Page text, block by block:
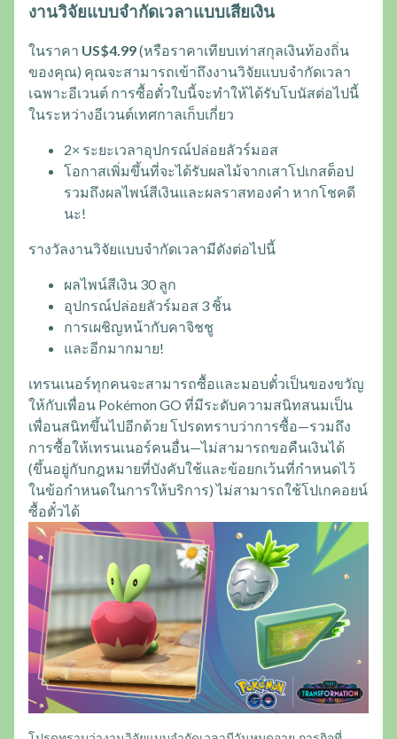
งานวิจัยแบบจำกัดเวลาแบบเสียเงิน
ในราคา US$4.99(หรือราคาเทียบเท่าสกุลเงินท้องถิ่น
ของคุณ) คุณจะสามารถเข้าถึงงานวิจัยแบบจำกัดเวลา
เฉพาะอีเวนต์ การซื้อตั๋วใบนี้จะทำให้ได้รับโบนัสต่อไปนี้
ในระหว่างอีเวนต์เทศกาลเก็บเกี่ยว
2× ระยะเวลาอุปกรณ์ปล่อยลัวร์มอส
โอกาสเพิ่มขึ้นที่จะได้รับผลไม้จากเสาโปเกสต็อป
รวมถึงผลไพน์สีเงินและผลราสทองคำ หากโชคดี
นะ!
รางวัลงานวิจัยแบบจำกัดเวลามีดังต่อไปนี้
ผลไพน์สีเงิน 30 ลูก
อุปกรณ์ปล่อยลัวร์มอส 3 ชิ้น
การเผชิญหน้ากับคาจิชชู
และอีกมากมาย!
เทรนเนอร์ทุกคนจะสามารถซื้อและมอบตั๋วเป็นของขวัญ
ให้กับเพื่อน Pokémon GO ที่มีระดับความสนิทสนมเป็น
เพื่อนสนิทขึ้นไปอีกด้วย โปรดทราบว่าการซื้อ—รวมถึง
การซื้อให้เทรนเนอร์คนอื่น—ไม่สามารถขอคืนเงินได้
(ขึ้นอยู่กับกฎหมายที่บังคับใช้และข้อยกเว้นที่กำหนดไว้
ในข้อกำหนดในการให้บริการ) ไม่สามารถใช้โปเกคอยน์
ซื้อตั๋วได้